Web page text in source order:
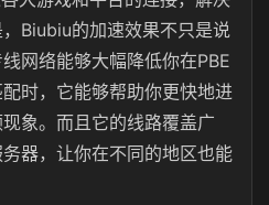
Biubiu的加速效果不只是说
网络能够大幅降低你在PBE
时，它能够帮助你更快地进
象。而且它的线路覆盖广
器，让你在不同的地区也能